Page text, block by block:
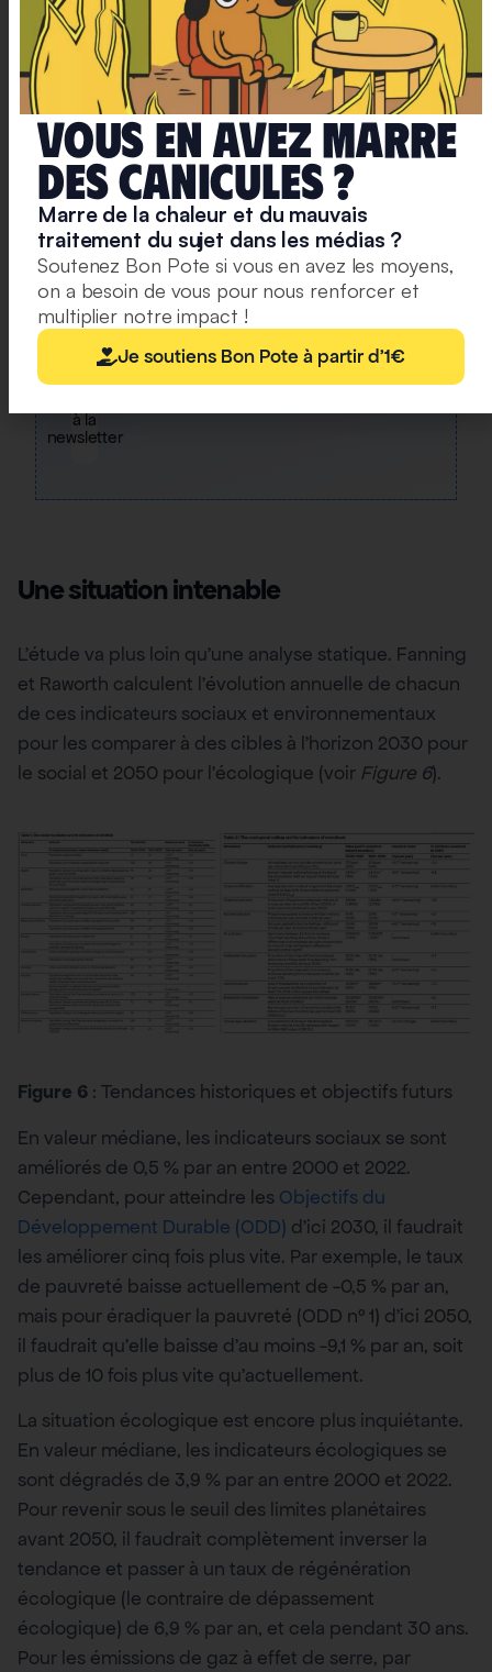
avec
un
condensé
la
semaine,
des
infographies,
nos
recos
culturelles
et
des
exclusivités.
à la
newsletter
Une situation intenable
L’étude va plus loin qu’une analyse statique. Fanning
et Raworth calculent l’évolution annuelle de chacun
de ces indicateurs sociaux et environnementaux
pour les comparer à des cibles à l’horizon 2030 pour
le social et 2050 pour l’écologique (voir Figure 6).
Figure 6 : Tendances historiques et objectifs futurs
En valeur médiane, les indicateurs sociaux se sont
améliorés de 0,5 % par an entre 2000 et 2022.
Cependant, pour atteindre les Objectifs du
Développement Durable (ODD) d’ici 2030, il faudrait
les améliorer cinq fois plus vite. Par exemple, le taux
de pauvreté baisse actuellement de -0,5 % par an,
mais pour éradiquer la pauvreté (ODD n° 1) d’ici 2050,
il faudrait qu’elle baisse d’au moins -9,1 % par an, soit
plus de 10 fois plus vite qu’actuellement.
La situation écologique est encore plus inquiétante.
En valeur médiane, les indicateurs écologiques se
sont dégradés de 3,9 % par an entre 2000 et 2022.
Pour revenir sous le seuil des limites planétaires
avant 2050, il faudrait complètement inverser la
tendance et passer à un taux de régénération
écologique (le contraire de dépassement
écologique) de 6,9 % par an, et cela pendant 30 ans.
Pour les émissions de gaz à effet de serre, par
Vous en avez marre
deS caniculeS ?
Marre de la chaleur et du mauvais
traitement du sujet dans les médias ?
Soutenez Bon Pote si vous en avez les moyens,
on a besoin de vous pour nous renforcer et
multiplier notre impact !
Je soutiens Bon Pote à partir d'1€